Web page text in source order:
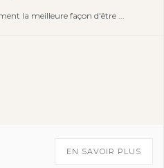
la meilleure façon d'être ...
EN SAVOIR PLUS